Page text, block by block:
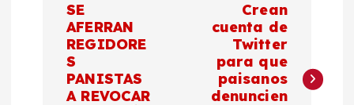
SE
AFERRAN
REGIDORE
S
PANISTAS
A REVOCAR
Crean
cuenta de
Twitter
para que
paisanos
denuncien